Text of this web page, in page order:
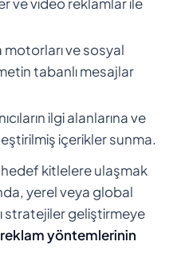
motorları ve sosyal
tabanlı mesajlar
ilgi alanlarına ve
içerikler sunma.
kitlelere ulaşmak
yerel veya global
stratejiler geliştirmeye
yöntemlerinin